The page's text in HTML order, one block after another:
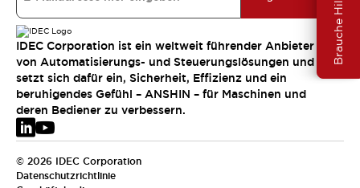
Brauche Hilfe ?
IDEC Corporation ist ein weltweit führender Anbieter
von Automatisierungs- und Steuerungslösungen und
setzt sich dafür ein, Sicherheit, Effizienz und ein
beruhigendes Gefühl – ANSHIN – für Maschinen und
deren Bediener zu verbessern.
© 2026 IDEC Corporation
Datenschutzrichtlinie